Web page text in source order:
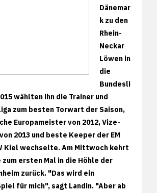
Dänemar
k zu den
Rhein-
Neckar
Löwen in
die
Bundesli
wählten ihn die Trainer und
zum besten Torwart der Saison,
Europameister von 2012, Vize-
2013 und beste Keeper der EM
Kiel wechselte. Am Mittwoch kehrt
zum ersten Mal in die Höhle der
zurück. "Das wird ein
für mich", sagt Landin. "Aber ab